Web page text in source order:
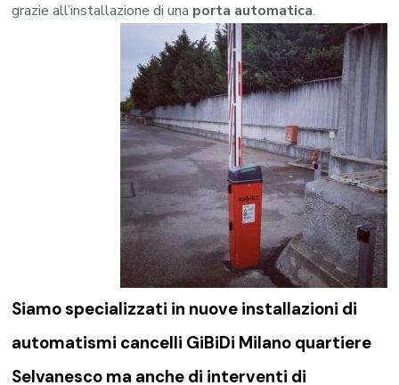
grazie all’installazione di una porta automatica.
Siamo specializzati in nuove installazioni di
automatismi cancelli GiBiDi Milano quartiere
Selvanesco ma anche di interventi di